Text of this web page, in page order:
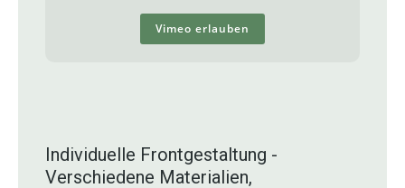
Vimeo erlauben
Individuelle Frontgestaltung -
Verschiedene Materialien,